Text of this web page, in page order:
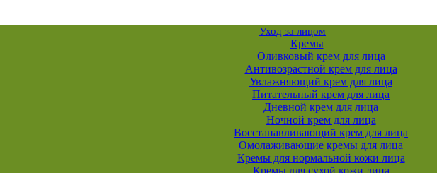
Уход за лицом
Кремы
Оливковый крем для лица
Антивозрастной крем для лица
Увлажняющий крем для лица
Питательный крем для лица
Дневной крем для лица
Ночной крем для лица
Восстанавливающий крем для лица
Омолаживающие кремы для лица
Кремы для нормальной кожи лица
Кремы для сухой кожи лица